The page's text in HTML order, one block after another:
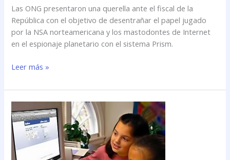
Las ONG presentaron una querella ante el fiscal de la
República con el objetivo de desentrañar el papel jugado
por la NSA norteamericana y los mastodontes de Internet
en el espionaje planetario con el sistema Prism.
Leer más »
dejo
tener
su
Facebook?